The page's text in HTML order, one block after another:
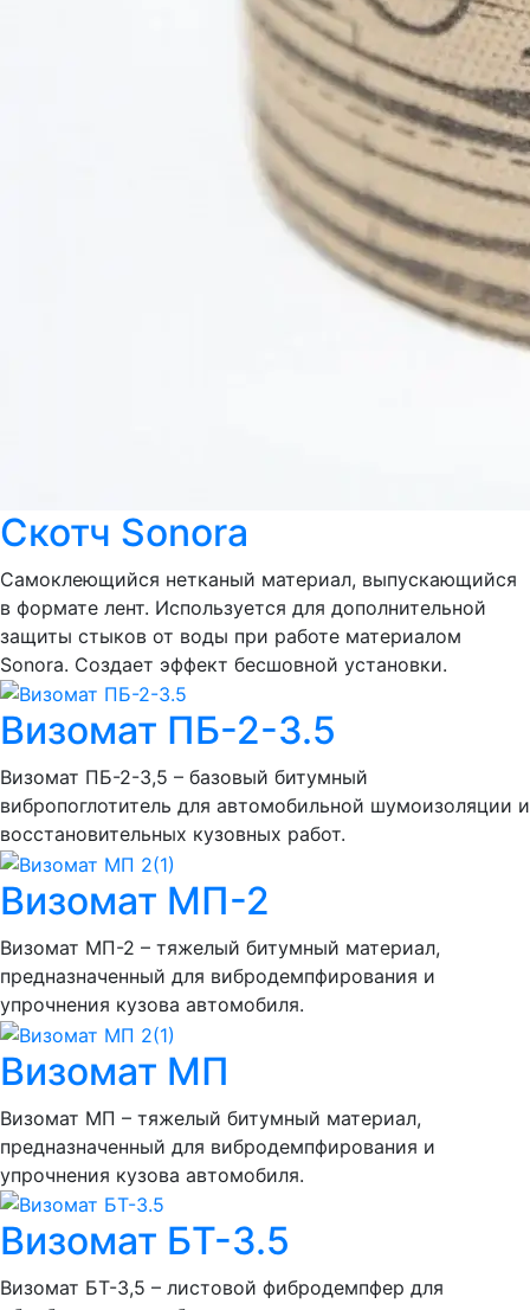
Скотч Sonora
Самоклеющийся нетканый материал, выпускающийся
в формате лент. Используется для дополнительной
защиты стыков от воды при работе материалом
Sonora. Создает эффект бесшовной установки.
Визомат ПБ-2-3.5
Визомат ПБ-2-3,5 – базовый битумный
вибропоглотитель для автомобильной шумоизоляции и
восстановительных кузовных работ.
Визомат МП-2
Визомат МП-2 – тяжелый битумный материал,
предназначенный для вибродемпфирования и
упрочнения кузова автомобиля.
Визомат МП
Визомат МП – тяжелый битумный материал,
предназначенный для вибродемпфирования и
упрочнения кузова автомобиля.
Визомат БТ-3.5
Визомат БТ-3,5 – листовой фибродемпфер для